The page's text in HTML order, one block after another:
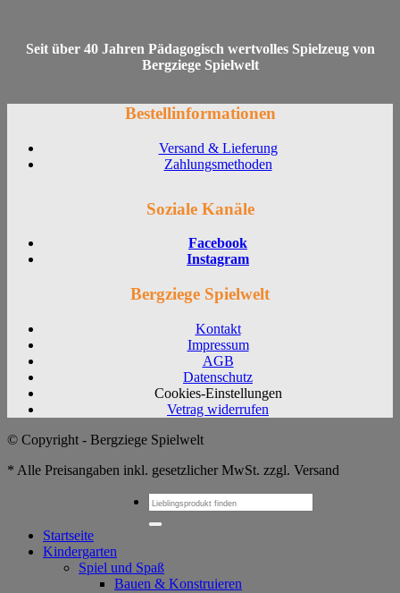
Seit über 40 Jahren Pädagogisch wertvolles Spielzeug von
Bergziege Spielwelt
Bestellinformationen
Versand & Lieferung
Zahlungsmethoden
Soziale Kanäle
Facebook
Instagram
Bergziege Spielwelt
Kontakt
Impressum
AGB
Datenschutz
Cookies-Einstellungen
Vetrag widerrufen
© Copyright - Bergziege Spielwelt
* Alle Preisangaben inkl. gesetzlicher MwSt. zzgl. Versand
Suchen
nach:
Startseite
Kindergarten
Spiel und Spaß
Bauen & Konstruieren